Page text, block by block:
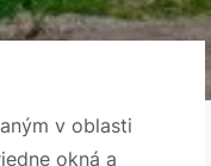
v oblasti
okná a